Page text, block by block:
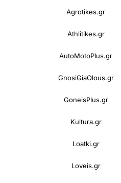
Agrotikes.gr
Athlitikes.gr
AutoMotoPlus.gr
GnosiGiaOlous.gr
GoneisPlus.gr
Kultura.gr
Loatki.gr
Loveis.gr